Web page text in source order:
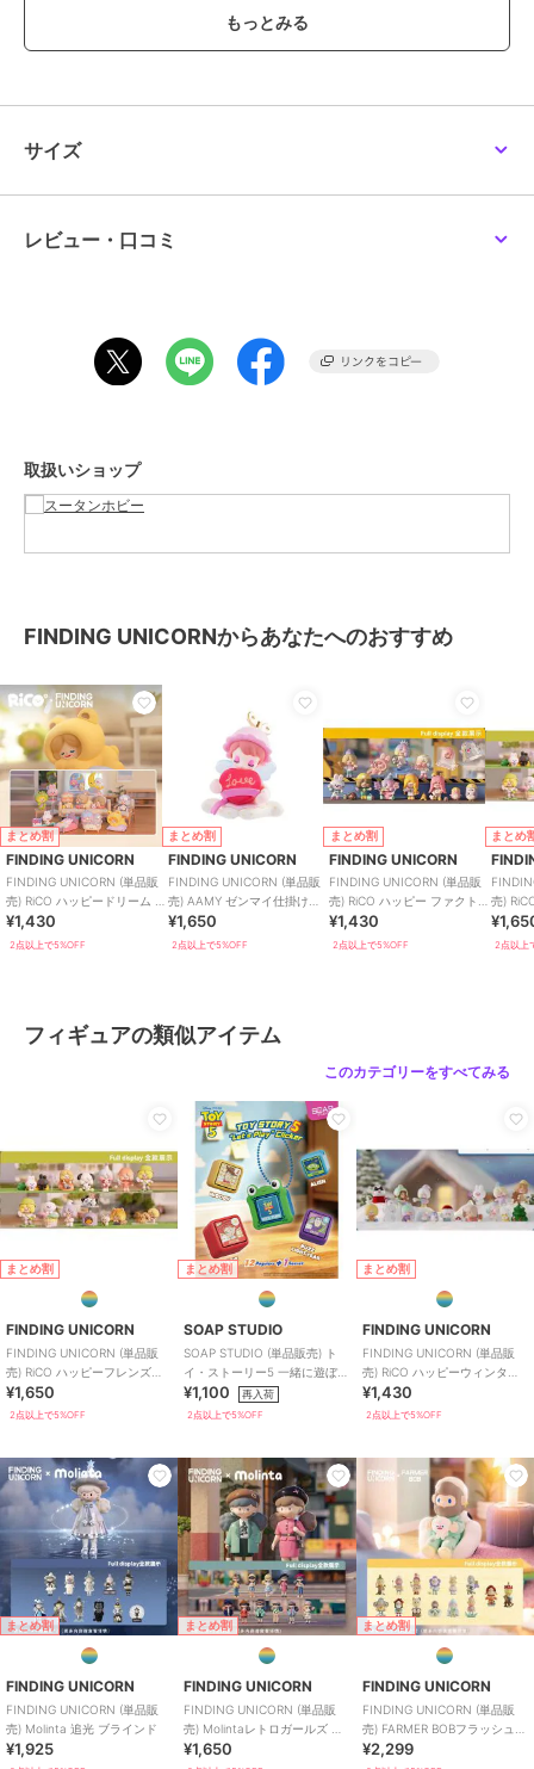
夢の中の子供のような無邪気さで、大きなお豆のような目が特徴的な
zZoton(卓大王)
※こちらはブラインドボックス商品の単品販売でございます。中身は
この商品は、不良品のみ返品を承ります
ショップ スータンホビー
商品カテゴリ すべてのフィギュア
ア
サイズ **
サイズ
レビュー・口コミ
取扱いショップ
FINDING UNICORNからあなたへのおすすめ
まとめ割
FINDING UNICORN
FINDING UNICORN (単品販
売) RiCO ハッピードリーム ブ
ラインド
¥1,430
2点以上で5%OFF
まとめ割
FINDING UNICORN
FINDING UNICORN (単品販
売) AAMY ゼンマイ仕掛けの
¥1,650
2点以上で5%OFF
まとめ割
FINDING UNICORN
FINDING UNICORN (単品販
売) RiCO ハッピー ファクトリ
ー ブラインド
¥1,430
2点以上で5%OFF
まとめ
売)
ゥギャ
2点以上
フィギュアの類似アイテム
このカテゴリーをすべてみる
まとめ割
FINDING UNICORN
FINDING UNICORN (単品販
売) RiCO ハッピーフレンズト
ゥギャザー ブラインド
¥1,650
2点以上で5%OFF
まとめ割
SOAP STUDIO
SOAP STUDIO (単品販売) ト
イ・ストーリー5 一緒に遊ぼう
クリッカー ブラインド
¥1,100 再入荷
2点以上で5%OFF
まとめ割
FINDING UNICORN
FINDING UNICORN (単品販
売) RiCO ハッピーウィンター
デイズ ブラインド
¥1,430
2点以上で5%OFF
まとめ割
FINDING UNICORN
FINDING UNICORN (単品販
売) Molinta 追光 ブラインド
¥1,925
まとめ割
FINDING UNICORN
FINDING UNICORN (単品販
売) Molintaレトロガールズ ブ
ラインド
¥1,650
まとめ割
FINDING UNICORN
FINDING UNICORN (単品販
売) FARMER BOBフラッシュバ
ック ブラインド
¥2,299